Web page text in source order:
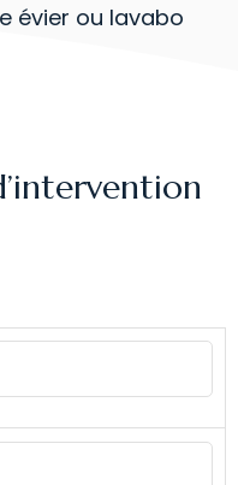
évier ou lavabo